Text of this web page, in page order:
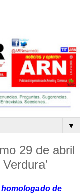
▼
29 de abril
de